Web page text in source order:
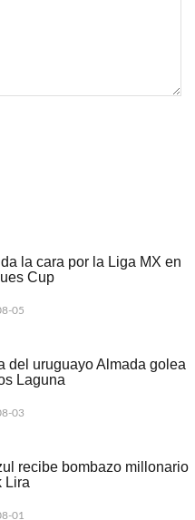
la cara por la Liga MX en
Cup
05
del uruguayo Almada golea
Laguna
03
recibe bombazo millonario
Lira
01